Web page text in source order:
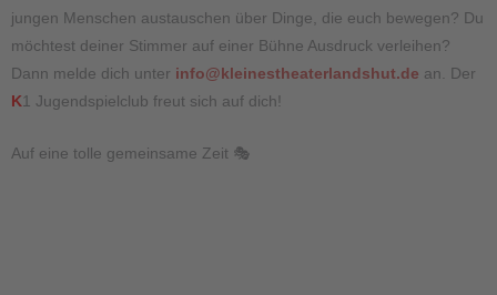
jungen Menschen austauschen über Dinge, die euch bewegen? Du
möchtest deiner Stimmer auf einer Bühne Ausdruck verleihen?
Dann melde dich unter info@kleinestheaterlandshut.de an. Der
K 1 Jugendspielclub freut sich auf dich!
Auf eine tolle gemeinsame Zeit 🎭